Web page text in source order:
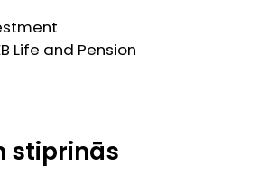
Life and Pension
stiprinās